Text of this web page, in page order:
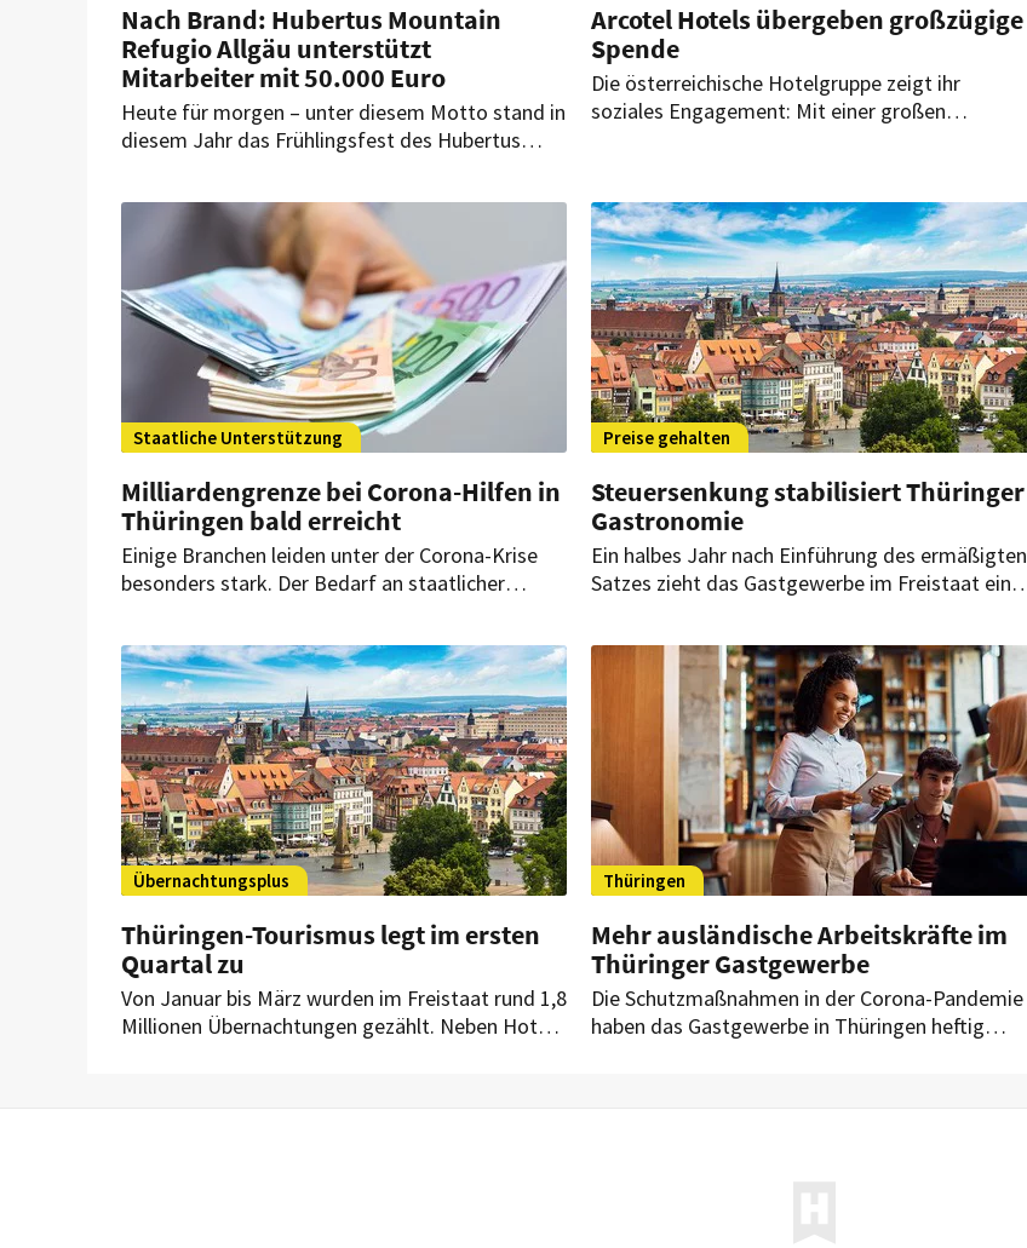
Nach Brand: Hubertus Mountain
Refugio Allgäu unterstützt
Mitarbeiter mit 50.000 Euro
Heute für morgen – unter diesem Motto stand in
diesem Jahr das Frühlingsfest des Hubertus
Emotionaler Höhepunkt war dabei die offizielle
Übergabe einer Spende an die Mitarbeiter, die im
Oktober 2024 beim Brand des Teamhauses ihr
Zuhause und alle ihre Besitztümer verloren
hatten.
Arcotel Hotels übergeben großzügige
Spende
Die österreichische Hotelgruppe zeigt ihr
soziales Engagement: Mit einer großen
Staatliche Unterstützung
Milliardengrenze bei Corona-Hilfen in
Thüringen bald erreicht
Einige Branchen leiden unter der Corona-Krise
besonders stark. Der Bedarf an staatlicher
fast eine Milliarde Euro gezahlt worden.
Preise gehalten
Steuersenkung stabilisiert Thüringer
Gastronomie
Ein halbes Jahr nach Einführung des ermäßigten
Satzes zieht das Gastgewerbe im Freistaat eine
Kosten aufzufangen und Arbeitsplätze zu
bewahren.
Übernachtungsplus
Thüringen-Tourismus legt im ersten
Quartal zu
Von Januar bis März wurden im Freistaat rund 1,8
Millionen Übernachtungen gezählt. Neben Hotels
Thüringen
Mehr ausländische Arbeitskräfte im
Thüringer Gastgewerbe
Die Schutzmaßnahmen in der Corona-Pandemie
haben das Gastgewerbe in Thüringen heftig